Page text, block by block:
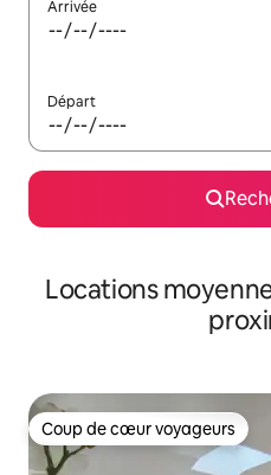
Arrivée
Départ
Locations
Coup de cœur voyageurs
Coup de cœur voyageurs